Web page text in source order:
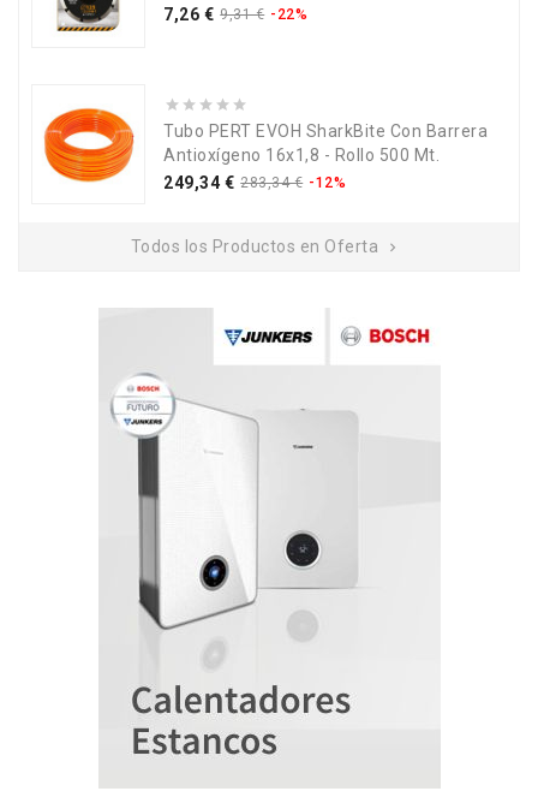
7,26 € 9,31 € -22%
Tubo PERT EVOH SharkBite Con Barrera
Antioxígeno 16x1,8 - Rollo 500 Mt.
249,34 € 283,34 € -12%
Todos los Productos en Oferta 